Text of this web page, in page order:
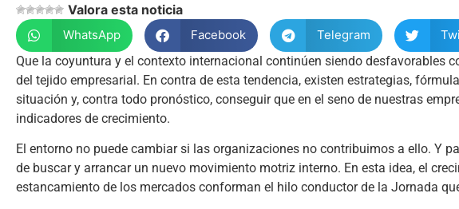
Valora esta noticia
WhatsApp Facebook Telegram
Que la coyuntura y el contexto internacional continúen siendo desfavorables
del tejido empresarial. En contra de esta tendencia, existen estrategias,
situación y, contra todo pronóstico, conseguir que en el seno de nuestras
indicadores de crecimiento.
El entorno no puede cambiar si las organizaciones no contribuimos a ello. Y
de buscar y arrancar un nuevo movimiento motriz interno. En esta idea, el
estancamiento de los mercados conforman el hilo conductor de la Jornada